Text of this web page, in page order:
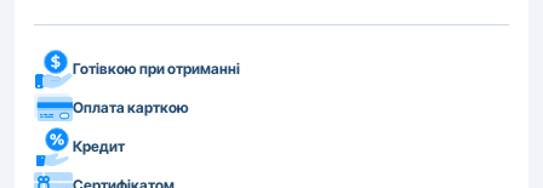
Готівкою при отриманні
Оплата карткою
Кредит